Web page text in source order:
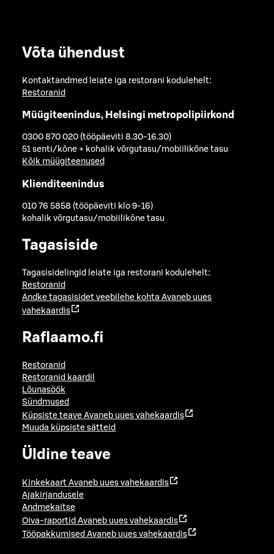
Võta ühendust
Kontaktandmed leiate iga restorani kodulehelt:
Restoranid
Müügiteenindus, Helsingi metropolipiirkond
0300 870 020 (tööpäeviti 8.30-16.30)
51 senti/kõne + kohalik võrgutasu/mobiilikõne tasu
Kõik müügiteenused
Klienditeenindus
010 76 5858 (tööpäeviti klo 9-16)
kohalik võrgutasu/mobiilikõne tasu
Tagasiside
Tagasisidelingid leiate iga restorani kodulehelt:
Restoranid
Andke tagasisidet veebilehe kohta Avaneb uues
vahekaardis
Raflaamo.fi
Restoranid
Restoranid kaardil
Lõunasöök
Sündmused
Küpsiste teave Avaneb uues vahekaardis
Muuda küpsiste sätteid
Üldine teave
Kinkekaart Avaneb uues vahekaardis
Ajakirjandusele
Andmekaitse
Oiva-raportid Avaneb uues vahekaardis
Tööpakkumised Avaneb uues vahekaardis